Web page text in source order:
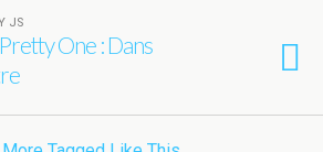
JS
One : Dans